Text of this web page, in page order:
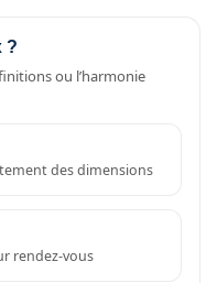
?
ou l’harmonie
des dimensions
rendez-vous